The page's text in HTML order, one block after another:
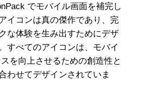
でモバイル画面を補完し
イコンは真の傑作であり、完
な体験を生み出すためにデザ
すべてのアイコンは、モバイ
を向上させるための創造性と
わせてデザインされていま